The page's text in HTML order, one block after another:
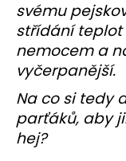
svému
střídání teplot
nemocem a
vyčerpanější.
Na co si tedy
parťáků, aby
hej?
e
n
a
j
í
t
?